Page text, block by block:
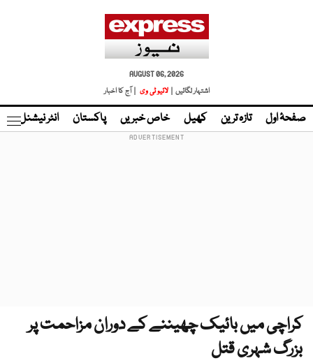
AUGUST 06, 2026
اشتہار لگائیں |
لائیو ٹی وی | آج کا اخبار
صفحۂ اول تازہ ترین کھیل خاص خبریں پاکستان انٹر نیشنل
کراچی میں بائیک چھیننے کے دوران مزاحمت پر
بزرگ شہری قتل